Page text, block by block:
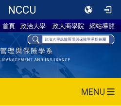
NCCU
首頁 政治大學 政大商學院 網站導覽
MENU